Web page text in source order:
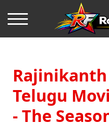
Telugu
- The